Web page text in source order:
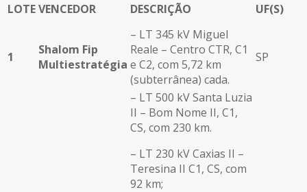
LOTEVENCEDOR DESCRIÇÃO UF(S)
1
Shalom Fip
Multiestratégia
– LT 345 kV Miguel
Reale – Centro CTR, C1
e C2, com 5,72 km
(subterrânea) cada.
SP
– LT 500 kV Santa Luzia
II – Bom Nome II, C1,
CS, com 230 km.
– LT 230 kV Caxias II –
Teresina II C1, CS, com
92 km;